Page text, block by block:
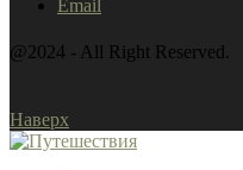
Email
@2024 - All Right Reserved.
Наверх